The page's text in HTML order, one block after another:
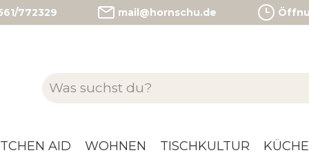
772329 mail@hornschu.de
AID WOHNEN TISCHKULTUR KÜCHE